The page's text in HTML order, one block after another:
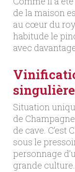
de la maison
au cœur du
habitude le
avec
singulière
Situation
de
de cave. C’est
sous le
personnage
grande culture.